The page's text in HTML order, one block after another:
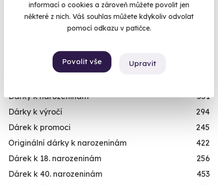
informací o cookies a zároveň můžete povolit jen
některé z nich. Váš souhlas můžete kdykoliv odvolat
pomocí odkazu v patičce.
Povolit vše Upravit
Chcete rezervovat termín?
Objednat poukaz
rezervujte vy nebo obdarovaný později.
Již mám poukaz
Adrenalinové zážitky
Vzdělávací zážitky
Svatební dary
Dárky k narozeninám
551
Dárky k výročí
294
Dárek k promoci
245
Originální dárky k narozeninám
422
Dárek k 18. narozeninám
256
Dárek k 40. narozeninám
453